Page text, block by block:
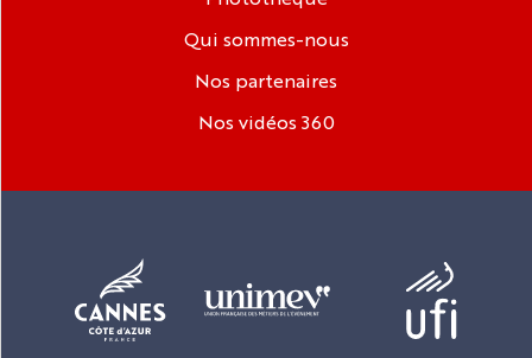
Qui sommes-nous
Nos partenaires
Nos vidéos 360